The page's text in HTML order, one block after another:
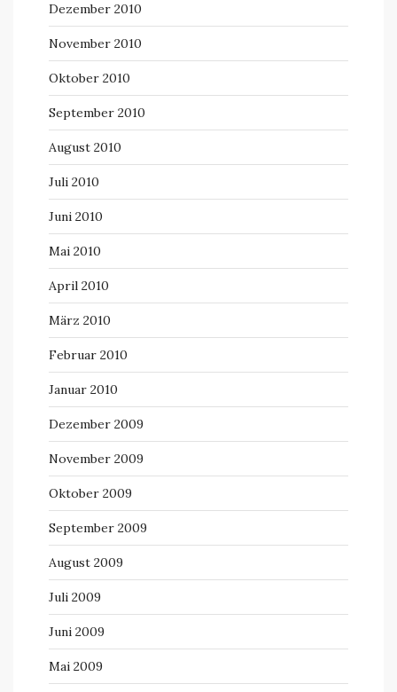
Dezember 2010
November 2010
Oktober 2010
September 2010
August 2010
Juli 2010
Juni 2010
Mai 2010
April 2010
März 2010
Februar 2010
Januar 2010
Dezember 2009
November 2009
Oktober 2009
September 2009
August 2009
Juli 2009
Juni 2009
Mai 2009